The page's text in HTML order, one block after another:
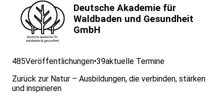
Deutsche Akademie für
Waldbaden und Gesundheit
GmbH
485Veröffentlichungen•39aktuelle Termine
Zurück zur Natur – Ausbildungen, die verbinden, stärken
und inspirieren